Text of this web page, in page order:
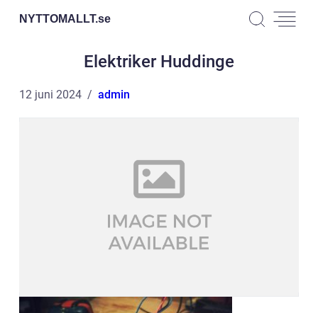
NYTTOMALLT.se
Elektriker Huddinge
12 juni 2024 admin